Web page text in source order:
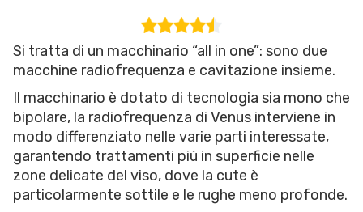
Si tratta di un macchinario “all in one”: sono due
macchine radiofrequenza e cavitazione insieme.
Il macchinario è dotato di tecnologia sia mono che
bipolare, la radiofrequenza di Venus interviene in
modo differenziato nelle varie parti interessate,
garantendo trattamenti più in superficie nelle
zone delicate del viso, dove la cute è
particolarmente sottile e le rughe meno profonde.